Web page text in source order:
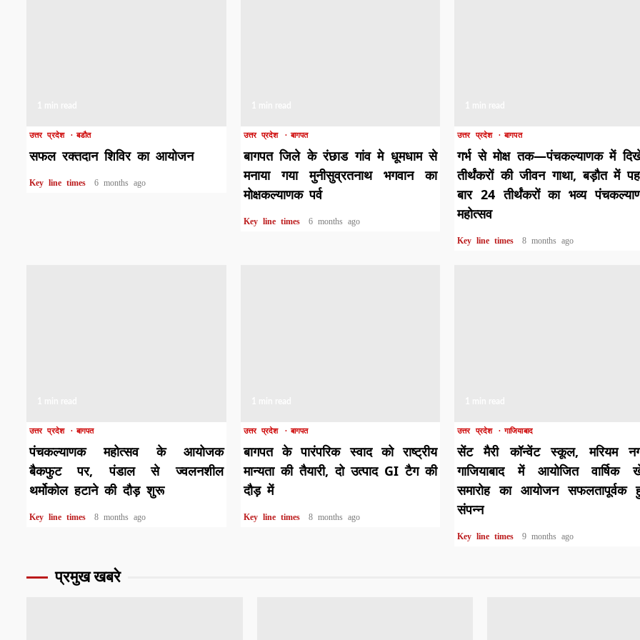
उत्तर प्रदेश बडौत
सफल रक्तदान शिविर का आयोजन
Key line times 6 months ago
उत्तर प्रदेश बागपत
बागपत जिले के रंछाड गांव मे धूमधाम से
मनाया गया मुनीसुव्रतनाथ भगवान का
मोक्षकल्याणक पर्व
Key line times 6 months ago
उत्तर प्रदेश बागपत
गर्भ से मोक्ष तक—पंचकल्याणक में
तीर्थंकरों की जीवन गाथा, बड़ौत में
बार 24 तीर्थंकरों का भव्य
महोत्सव
Key line times 8 months ago
उत्तर प्रदेश बागपत
पंचकल्याणक महोत्सव के आयोजक
बैकफुट पर, पंडाल से ज्वलनशील
थर्मोकोल हटाने की दौड़ शुरू
Key line times 8 months ago
उत्तर प्रदेश बागपत
बागपत के पारंपरिक स्वाद को राष्ट्रीय
मान्यता की तैयारी, दो उत्पाद GI टैग की
दौड़ में
Key line times 8 months ago
उत्तर प्रदेश गाजियाबाद
सेंट मैरी कॉन्वेंट स्कूल, मरियम
गाजियाबाद में आयोजित वार्षिक
समारोह का आयोजन सफलतापूर्वक
संपन्न
Key line times 9 months ago
प्रमुख खबरे